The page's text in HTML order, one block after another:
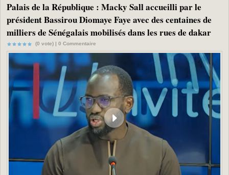
Palais de la République : Macky Sall accueilli par le
président Bassirou Diomaye Faye avec des centaines de
milliers de Sénégalais mobilisés dans les rues de dakar
(0 vote) | 0 Commentaire